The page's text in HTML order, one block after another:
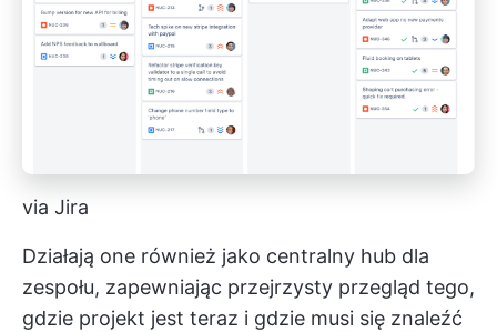
via Jira
Działają one również jako centralny hub dla
zespołu, zapewniając przejrzysty przegląd tego,
gdzie projekt jest teraz i gdzie musi się znaleźć